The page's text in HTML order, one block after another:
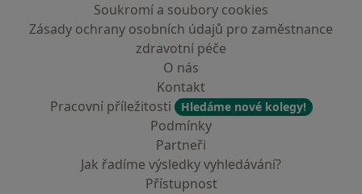
Soukromí a soubory cookies
Zásady ochrany osobních údajů pro zaměstnance
zdravotní péče
O nás
Kontakt
Pracovní příležitosti
Hledáme nové kolegy!
Podmínky
Partneři
Jak řadíme výsledky vyhledávání?
Přístupnost